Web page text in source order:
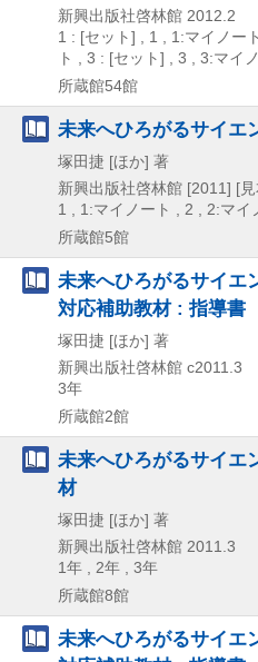
新興出版社啓林館 2012.2
1 : [セット] , 1 , 1:マイノー
ト , 3 : [セット] , 3 , 3:マイ
所蔵館54館
未来へひろがるサイエ
塚田捷 [ほか] 著
新興出版社啓林館 [2011] [
1 , 1:マイノート , 2 , 2:マイ
所蔵館5館
未来へひろがるサイエ
対応補助教材 : 指導書
塚田捷 [ほか] 著
新興出版社啓林館 c2011.3
3年
所蔵館2館
未来へひろがるサイエ
材
塚田捷 [ほか] 著
新興出版社啓林館 2011.3
1年 , 2年 , 3年
所蔵館8館
未来へひろがるサイエ